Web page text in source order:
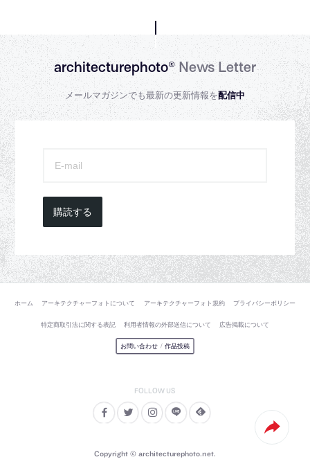
architecturephoto®News Letter
メールマガジンでも最新の更新情報を配信中
購読する
ホーム アーキテクチャーフォトについて アーキテクチャーフォト規約 プライバシーポリシー
特定商取引法に関する表記 利用者情報の外部送信について 広告掲載について
お問い合わせ / 作品投稿
Copyright © architecturephoto.net.